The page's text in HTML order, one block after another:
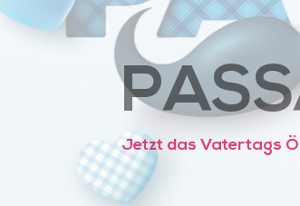
Jetzt das Vatertags